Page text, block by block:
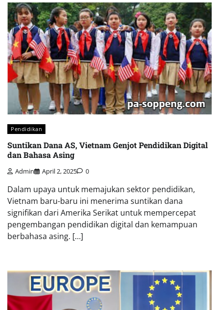
Pendidikan
Suntikan Dana AS, Vietnam Genjot Pendidikan Digital
dan Bahasa Asing
Admin April 2, 2025 0
Dalam upaya untuk memajukan sektor pendidikan,
Vietnam baru-baru ini menerima suntikan dana
signifikan dari Amerika Serikat untuk mempercepat
pengembangan pendidikan digital dan kemampuan
berbahasa asing. […]